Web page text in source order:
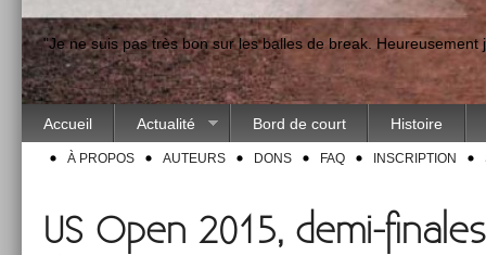
"Je ne suis pas très bon sur les balles de break.
Accueil Actualité Bord de court Histoire
À PROPOS AUTEURS DONS FAQ INSCRIPTION
US Open 2015, demi-